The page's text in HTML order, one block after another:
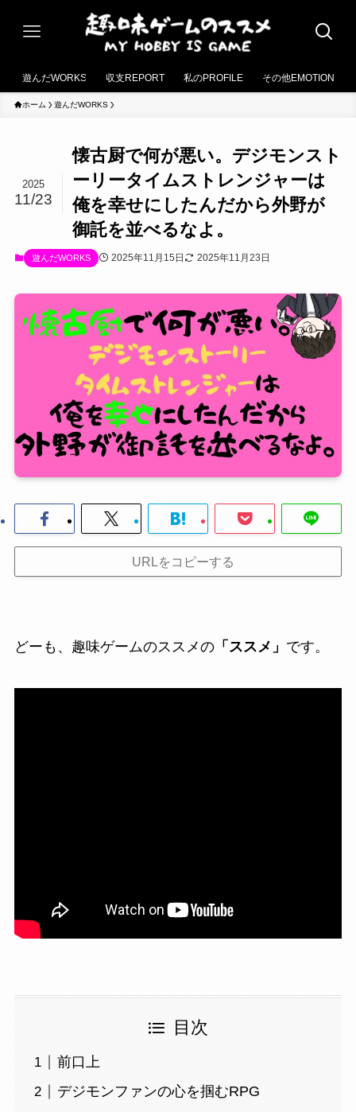
遊んだWORKS 収支REPORT 私のPROFILE その他EMOTION
ホーム 遊んだWORKS
懐古厨で何が悪い。デジモンスト
ーリータイムストレンジャーは
俺を幸せにしたんだから外野が
御託を並べるなよ。
2025
11/23
遊んだWORKS 2025年11月15日 2025年11月23日
URLをコピーする
どーも、趣味ゲームのススメの「ススメ」 です。
目次
前口上
デジモンファンの心を掴むRPG